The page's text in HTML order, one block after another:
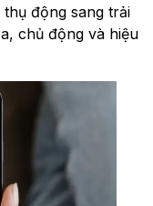
động sang trải
chủ động và hiệu